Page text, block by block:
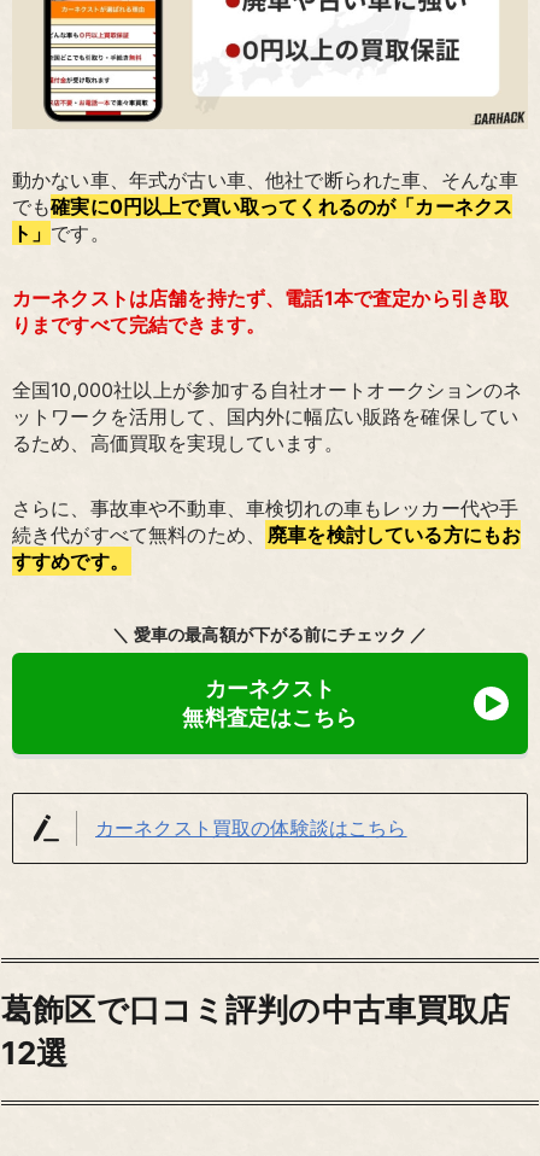
動かない車、年式が古い車、他社で断られた車、そんな車
でも確実に0円以上で買い取ってくれるのが「カーネクス
ト」 です。
カーネクストは店舗を持たず、電話1本で査定から引き取
りまですべて完結できます。
全国10,000社以上が参加する自社オートオークションのネ
ットワークを活用して、国内外に幅広い販路を確保してい
るため、高価買取を実現しています。
さらに、事故車や不動車、車検切れの車もレッカー代や手
続き代がすべて無料のため、 廃車を検討している方にもお
すすめです。
＼ 愛車の最高額が下がる前にチェック ／
カーネクスト
無料査定はこちら
カーネクスト買取の体験談はこちら
葛飾区で口コミ評判の中古車買取店
12選